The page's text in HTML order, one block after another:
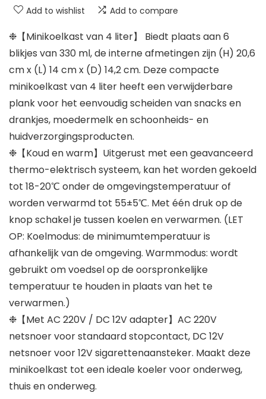
Add to wishlist Add to compare
❉【Minikoelkast van 4 liter】 Biedt plaats aan 6
blikjes van 330 ml, de interne afmetingen zijn (H) 20,6
cm x (L) 14 cm x (D) 14,2 cm. Deze compacte
minikoelkast van 4 liter heeft een verwijderbare
plank voor het eenvoudig scheiden van snacks en
drankjes, moedermelk en schoonheids- en
huidverzorgingsproducten.
❉【Koud en warm】Uitgerust met een geavanceerd
thermo-elektrisch systeem, kan het worden gekoeld
tot 18-20℃ onder de omgevingstemperatuur of
worden verwarmd tot 55±5℃. Met één druk op de
knop schakel je tussen koelen en verwarmen. (LET
OP: Koelmodus: de minimumtemperatuur is
afhankelijk van de omgeving. Warmmodus: wordt
gebruikt om voedsel op de oorspronkelijke
temperatuur te houden in plaats van het te
verwarmen.)
❉【Met AC 220V / DC 12V adapter】AC 220V
netsnoer voor standaard stopcontact, DC 12V
netsnoer voor 12V sigarettenaansteker. Maakt deze
minikoelkast tot een ideale koeler voor onderweg,
thuis en onderweg.